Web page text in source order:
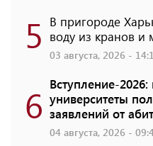
5 В пригороде
воду из кранов и
03 августа, 2026 -
6 Вступление-
университеты
заявлений от
04 августа, 2026 -